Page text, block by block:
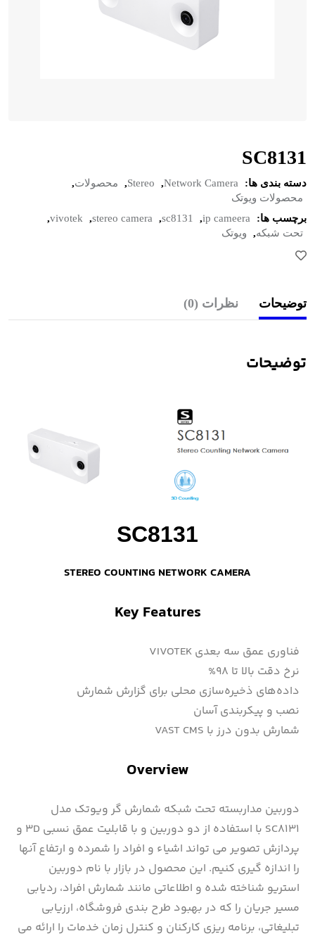
SC8131
دسته بندی ها: Network Camera
,
Stereo
, محصولات,
محصولات ویوتک
برچسب ها:
ip cameera
,
sc8131
,
stereo camera
,
vivotek
,
تحت شبکه, ویوتک
توضیحات نظرات (0)
توضیحات
SC8131
STEREO COUNTING NETWORK CAMERA
Key Features
فناوری عمق سه بعدی VIVOTEK
نرخ دقت بالا تا ۹۸%
داده‌های ذخیره‌سازی محلی برای گزارش شمارش
نصب و پیکربندی آسان
شمارش بدون درز با VAST CMS
Overview
دوربین مداربسته تحت شبکه شمارش گر ویوتک مدل
SC8131 با استفاده از دو دوربین و با قابلیت عمق نسبی ۳D و
پردازش تصویر می تواند اشیاء و افراد را شمرده و ارتفاع آنها
را اندازه گیری کنیم. این محصول در بازار با نام دوربین
استریو شناخته شده و اطلاعاتی مانند شمارش افراد، ردیابی
مسیر جریان را که در بهبود طرح بندی فروشگاه، ارزیابی
تبلیغاتی، برنامه ریزی کارکنان و کنترل زمان خدمات را ارائه می